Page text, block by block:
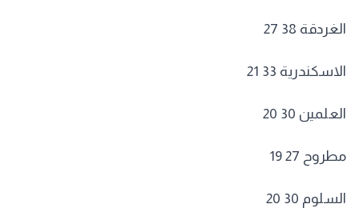
الغردقة 38 27
الاسكندرية 33 21
العلمين 30 20
مطروح 27 19
السلوم 30 20